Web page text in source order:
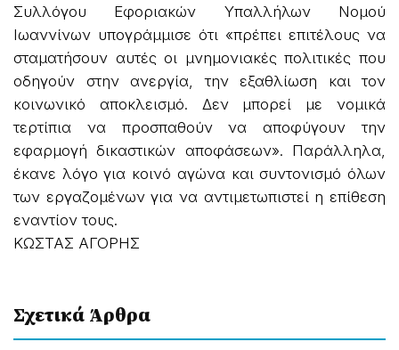
Συλλόγου Εφοριακών Υπαλλήλων Νομού
Ιωαννίνων υπογράμμισε ότι «πρέπει επιτέλους να
σταματήσουν αυτές οι μνημονιακές πολιτικές που
οδηγούν στην ανεργία, την εξαθλίωση και τον
κοινωνικό αποκλεισμό. Δεν μπορεί με νομικά
τερτίπια να προσπαθούν να αποφύγουν την
εφαρμογή δικαστικών αποφάσεων». Παράλληλα,
έκανε λόγο για κοινό αγώνα και συντονισμό όλων
των εργαζομένων για να αντιμετωπιστεί η επίθεση
εναντίον τους.
ΚΩΣΤΑΣ ΑΓΟΡΗΣ
Σχετικά Άρθρα